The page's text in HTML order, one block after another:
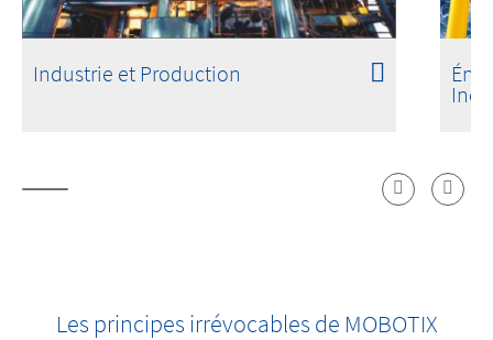
Industrie et Production
Les principes irrévocables de MOBOTIX